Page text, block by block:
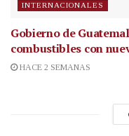
INTERNACIONALES
Gobierno de
combustibles con
HACE 2 SEMANAS